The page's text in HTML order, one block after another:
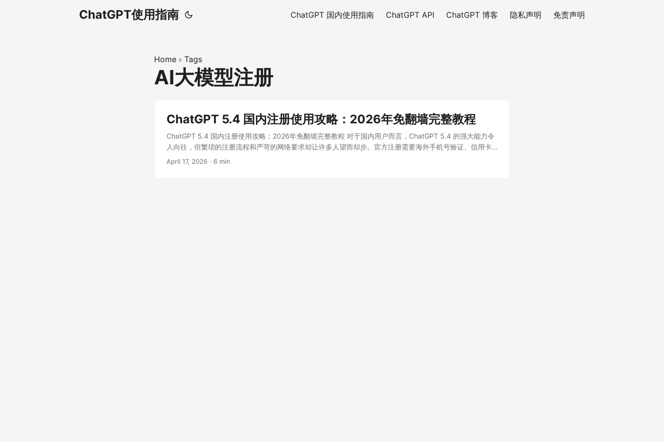
ChatGPT使用指南 ChatGPT 国内使用指南 ChatGPT API ChatGPT 博客 隐私声明 免责声明
Home » Tags
AI大模型注册
ChatGPT 5.4 国内注册使用攻略：2026年免翻墙完整教程
ChatGPT 5.4 国内注册使用攻略：2026年免翻墙完整教程 对于国内用户而言，ChatGPT 5.4 的强大能力令
人向往，但繁琐的注册流程和严苛的网络要求却让许多人望而却步。官方注册需要海外手机号验证、信用卡
支付，还要面对随时被封号的风险。本文将为你提供一套完整的 GPT-5.4 国内使用解决方案，无需翻墙、无
April 17, 2026 · 6 min